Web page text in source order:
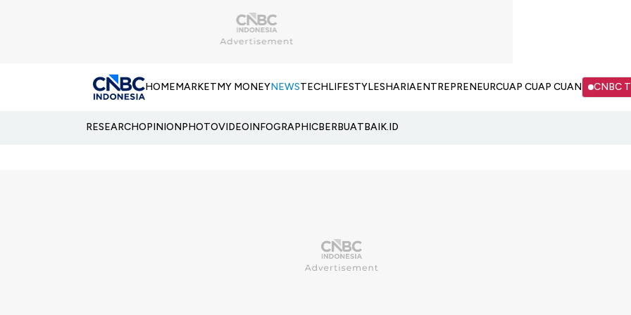
HOMEMARKETMY MONEYNEWSTECHLIFESTYLESHARIAENTREPRENEURCUAP CUAP CUAN CNBC
RESEARCHOPINIONPHOTOVIDEOINFOGRAPHICBERBUATBAIK.ID